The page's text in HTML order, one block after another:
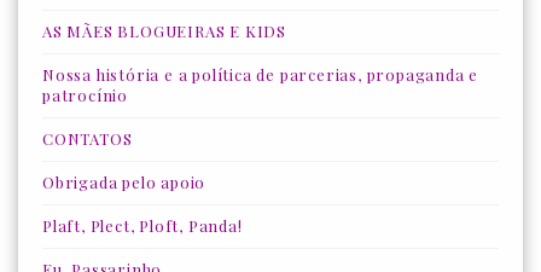
AS MÃES BLOGUEIRAS E KIDS
Nossa história e a política de parcerias, propaganda e
patrocínio
CONTATOS
Obrigada pelo apoio
Plaft, Plect, Ploft, Panda!